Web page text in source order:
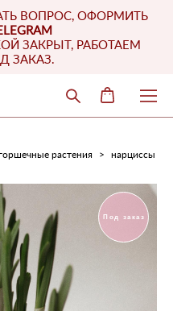
ВОПРОС, ОФОРМИТЬ
ЗАКРЫТ, РАБОТАЕМ
ЗАКАЗ.
растения > нарциссы
Под заказ